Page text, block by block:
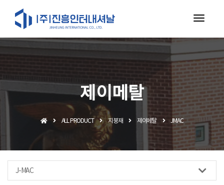
제이메탈
ALL PRODUCT 지붕재 제이메탈 JMAC
J-MAC